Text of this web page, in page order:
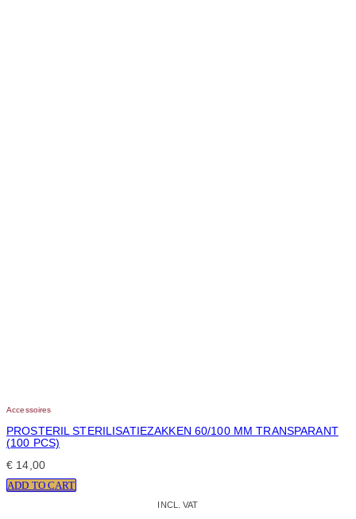
Accessoires
PROSTERIL STERILISATIEZAKKEN 60/100 MM TRANSPARANT
(100 PCS)
€ 14,00
ADD TO CART
INCL. VAT